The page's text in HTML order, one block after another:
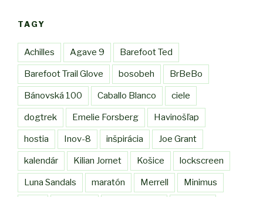
TAGY
Achilles Agave 9 Barefoot Ted
Barefoot Trail Glove bosobeh BrBeBo
Bánovská 100 Caballo Blanco ciele
dogtrek Emelie Forsberg Havinošľap
hostia Inov-8 inšpirácia Joe Grant
kalendár Kilian Jornet Košice lockscreen
Luna Sandals maratón Merrell Minimus